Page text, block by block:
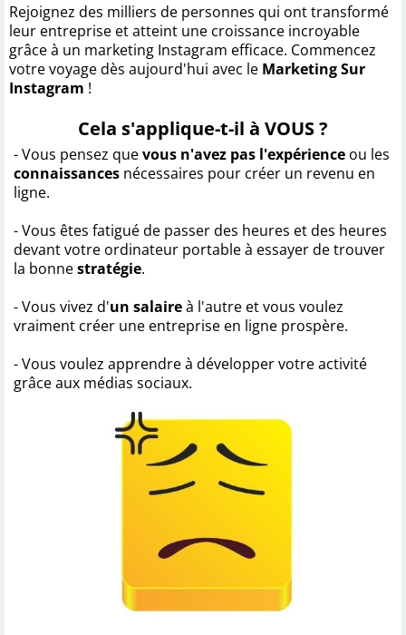
Rejoignez des milliers de personnes qui ont transformé
leur entreprise et atteint une croissance incroyable
grâce à un marketing Instagram efficace. Commencez
votre voyage dès aujourd'hui avec le Marketing Sur
Instagram !
Cela s'applique-t-il à VOUS ?
- Vous pensez quevous n'avez pas l'expérience ou les
connaissances nécessaires pour créer un revenu en
ligne.
- Vous êtes fatigué de passer des heures et des heures
devant votre ordinateur portable à essayer de trouver
la bonnestratégie.
- Vous vivez d'un salaireà l'autre et vous voulez
vraiment créer une entreprise en ligne prospère.
- Vous voulez apprendre à développer votre activité
grâce aux médias sociaux.